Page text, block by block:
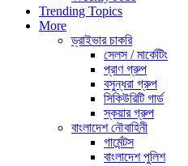
Trending Topics
More
ড্রাইভার চাকরি
সেলস / মার্কেটিং
প্রাণ গ্রুপ
বসুন্ধরা গ্রুপ
সিকিউরিটি গার্ড
স্কয়ার গ্রুপ
বাংলাদেশ নৌবাহিনী
গার্মেন্টস
বাংলাদেশ পুলিশ